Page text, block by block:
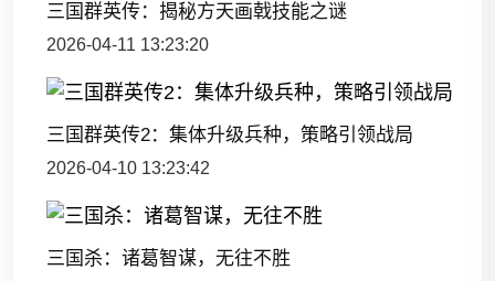
三国群英传：揭秘方天画戟技能之谜
2026-04-11 13:23:20
三国群英传2：集体升级兵种，策略引领战局
2026-04-10 13:23:42
三国杀：诸葛智谋，无往不胜